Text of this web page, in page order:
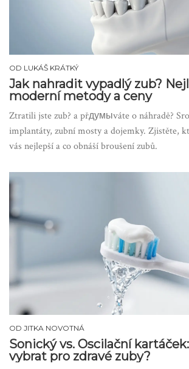
OD LUKÁŠ KRÁTKÝ
Jak nahradit vypadlý zub?
moderní metody a ceny
Ztratili jste zub? a přдумыváte o náhradě?
implantáty, zubní mosty a dojemky. Zjistěte,
vás nejlepší a co obnáší broušení zubů.
OD JITKA NOVOTNÁ
Sonický vs. Oscilační
vybrat pro zdravé zuby?